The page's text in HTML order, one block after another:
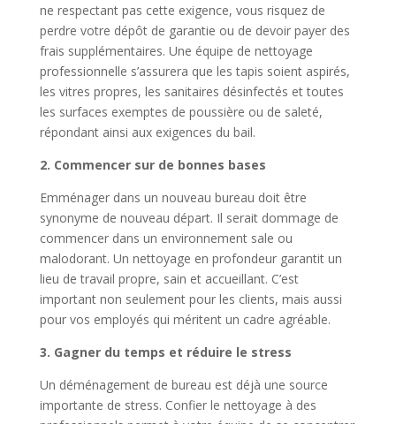
ne respectant pas cette exigence, vous risquez de
perdre votre dépôt de garantie ou de devoir payer des
frais supplémentaires. Une équipe de nettoyage
professionnelle s’assurera que les tapis soient aspirés,
les vitres propres, les sanitaires désinfectés et toutes
les surfaces exemptes de poussière ou de saleté,
répondant ainsi aux exigences du bail.
2. Commencer sur de bonnes bases
Emménager dans un nouveau bureau doit être
synonyme de nouveau départ. Il serait dommage de
commencer dans un environnement sale ou
malodorant. Un nettoyage en profondeur garantit un
lieu de travail propre, sain et accueillant. C’est
important non seulement pour les clients, mais aussi
pour vos employés qui méritent un cadre agréable.
3. Gagner du temps et réduire le stress
Un déménagement de bureau est déjà une source
importante de stress. Confier le nettoyage à des